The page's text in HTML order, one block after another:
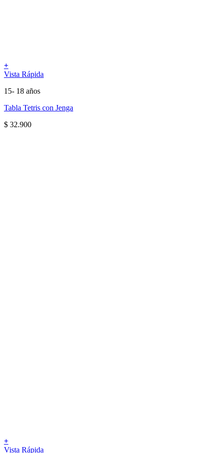
+
Vista Rápida
15- 18 años
Tabla Tetris con Jenga
$ 32.900
+
Vista Rápida